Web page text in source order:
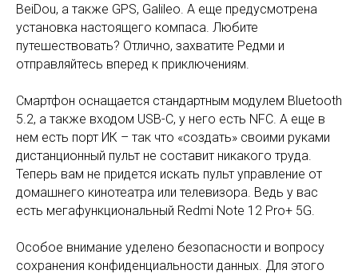
BeiDou, а также GPS, Galileo. А еще предусмотрена
установка настоящего компаса. Любите
путешествовать? Отлично, захватите Редми и
отправляйтесь вперед к приключениям.
Смартфон оснащается стандартным модулем Bluetooth
5.2, а также входом USB-C, у него есть NFC. А еще в
нем есть порт ИК – так что «создать» своими руками
дистанционный пульт не составит никакого труда.
Теперь вам не придется искать пульт управление от
домашнего кинотеатра или телевизора. Ведь у вас
есть мегафункциональный Redmi Note 12 Pro+ 5G.
Особое внимание уделено безопасности и вопросу
сохранения конфиденциальности данных. Для этого